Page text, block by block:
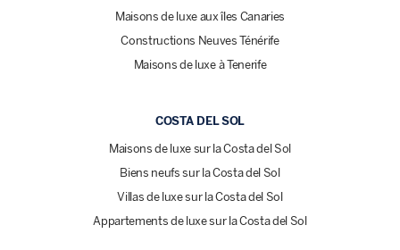
Maisons de luxe aux îles Canaries
Constructions Neuves Ténérife
Maisons de luxe à Tenerife
COSTA DEL SOL
Maisons de luxe sur la Costa del Sol
Biens neufs sur la Costa del Sol
Villas de luxe sur la Costa del Sol
Appartements de luxe sur la Costa del Sol